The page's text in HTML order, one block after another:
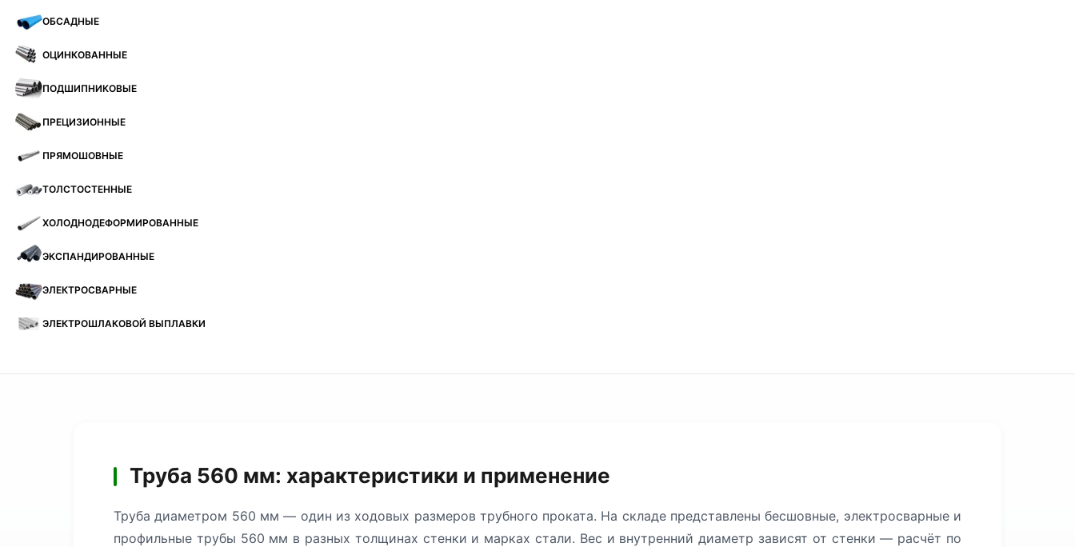
ОБСАДНЫЕ
ОЦИНКОВАННЫЕ
ПОДШИПНИКОВЫЕ
ПРЕЦИЗИОННЫЕ
ПРЯМОШОВНЫЕ
ТОЛСТОСТЕННЫЕ
ХОЛОДНОДЕФОРМИРОВАННЫЕ
ЭКСПАНДИРОВАННЫЕ
ЭЛЕКТРОСВАРНЫЕ
ЭЛЕКТРОШЛАКОВОЙ ВЫПЛАВКИ
Труба 560 мм: характеристики и применение
Труба диаметром 560 мм — один из ходовых размеров трубного проката. На складе представлены бесшовные, электросварные и
профильные трубы 560 мм в разных толщинах стенки и марках стали. Вес и внутренний диаметр зависят от стенки — расчёт по